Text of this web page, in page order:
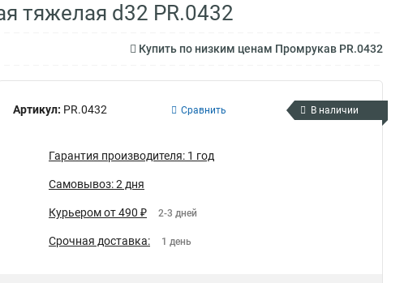
тяжелая d32 PR.0432
Купить по низким ценам Промрукав PR.0432
Артикул: PR.0432 Сравнить В наличии
Гарантия производителя: 1 год
Самовывоз: 2 дня
Курьером от 490 ₽ 2-3 дней
Срочная доставка: 1 день